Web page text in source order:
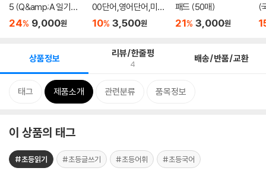
5 (Q&amp;A 일기장,
문답책)
24% 9,000원
00단어,영어단어,미니
수첩...
10% 3,500원
패드 (50매)
21% 3,000원
(
상품정보 리뷰/한줄평
4 배송/반품/교환
태그 제품소개 관련분류 품목정보
이 상품의 태그
#초등읽기 #초등글쓰기 #초등어휘 #초등국어